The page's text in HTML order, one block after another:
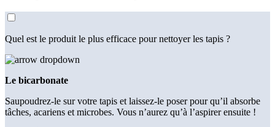
Quel est le produit le plus efficace pour nettoyer les tapis ?
Le bicarbonate
Saupoudrez-le sur votre tapis et laissez-le poser pour qu’il absorbe
tâches, acariens et microbes. Vous n’aurez qu’à l’aspirer ensuite !